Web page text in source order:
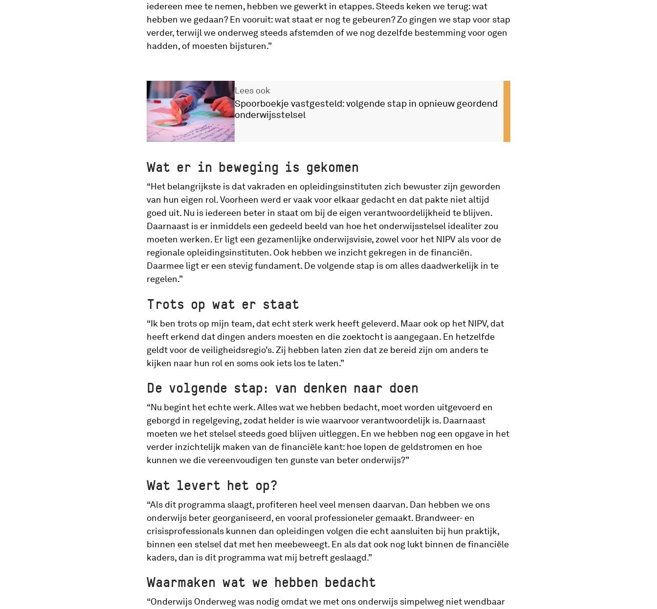
iedereen mee te nemen, hebben we gewerkt in etappes. Steeds keken we terug: wat
hebben we gedaan? En vooruit: wat staat er nog te gebeuren? Zo gingen we stap voor stap
verder, terwijl we onderweg steeds afstemden of we nog dezelfde bestemming voor ogen
hadden, of moesten bijsturen.”
Lees ook
Spoorboekje vastgesteld: volgende stap in opnieuw geordend
onderwijsstelsel
Wat er in beweging is gekomen
“Het belangrijkste is dat vakraden en opleidingsinstituten zich bewuster zijn geworden
van hun eigen rol. Voorheen werd er vaak voor elkaar gedacht en dat pakte niet altijd
goed uit. Nu is iedereen beter in staat om bij de eigen verantwoordelijkheid te blijven.
Daarnaast is er inmiddels een gedeeld beeld van hoe het onderwijsstelsel idealiter zou
moeten werken. Er ligt een gezamenlijke onderwijsvisie, zowel voor het NIPV als voor de
regionale opleidingsinstituten. Ook hebben we inzicht gekregen in de financiën.
Daarmee ligt er een stevig fundament. De volgende stap is om alles daadwerkelijk in te
regelen.”
Trots op wat er staat
“Ik ben trots op mijn team, dat echt sterk werk heeft geleverd. Maar ook op het NIPV, dat
heeft erkend dat dingen anders moesten en die zoektocht is aangegaan. En hetzelfde
geldt voor de veiligheidsregio’s. Zij hebben laten zien dat ze bereid zijn om anders te
kijken naar hun rol en soms ook iets los te laten.”
De volgende stap: van denken naar doen
“Nu begint het echte werk. Alles wat we hebben bedacht, moet worden uitgevoerd en
geborgd in regelgeving, zodat helder is wie waarvoor verantwoordelijk is. Daarnaast
moeten we het stelsel steeds goed blijven uitleggen. En we hebben nog een opgave in het
verder inzichtelijk maken van de financiële kant: hoe lopen de geldstromen en hoe
kunnen we die vereenvoudigen ten gunste van beter onderwijs?”
Wat levert het op?
“Als dit programma slaagt, profiteren heel veel mensen daarvan. Dan hebben we ons
onderwijs beter georganiseerd, en vooral professioneler gemaakt. Brandweer- en
crisisprofessionals kunnen dan opleidingen volgen die echt aansluiten bij hun praktijk,
binnen een stelsel dat met hen meebeweegt. En als dat ook nog lukt binnen de financiële
kaders, dan is dit programma wat mij betreft geslaagd.”
Waarmaken wat we hebben bedacht
“Onderwijs Onderweg was nodig omdat we met ons onderwijs simpelweg niet wendbaar